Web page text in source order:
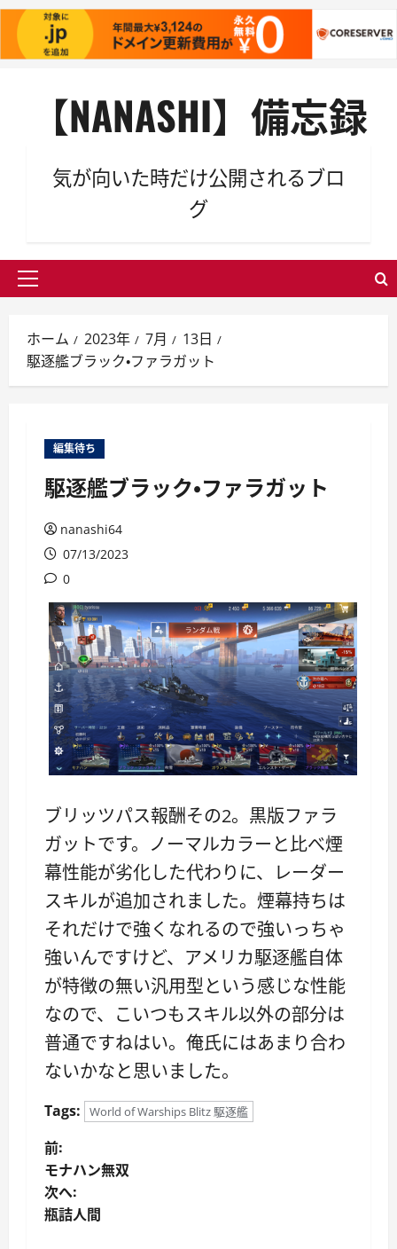
【NANASHI】備忘録
気が向いた時だけ公開されるブロ
グ
メ
ン
メ
ニ
ホーム 2023年 7月
13日
駆逐艦ブラック・ファラガット
編集待ち
駆逐艦ブラック・ファラガット
nanashi64
07/13/2023
0
ブリッツパス報酬その2。黒版ファラ
ガットです。ノーマルカラーと比べ煙
幕性能が劣化した代わりに、レーダー
スキルが追加されました。煙幕持ちは
それだけで強くなれるので強いっちゃ
強いんですけど、アメリカ駆逐艦自体
が特徴の無い汎用型という感じな性能
なので、こいつもスキル以外の部分は
普通ですねはい。俺氏にはあまり合わ
ないかなと思いました。
Tags: World of Warships Blitz 駆逐艦
投
稿
ナ
前:
モナハン無双
次へ:
瓶詰人間